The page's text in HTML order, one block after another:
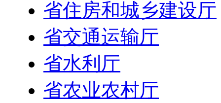
省住房和城乡建设厅
省交通运输厅
省水利厅
省农业农村厅